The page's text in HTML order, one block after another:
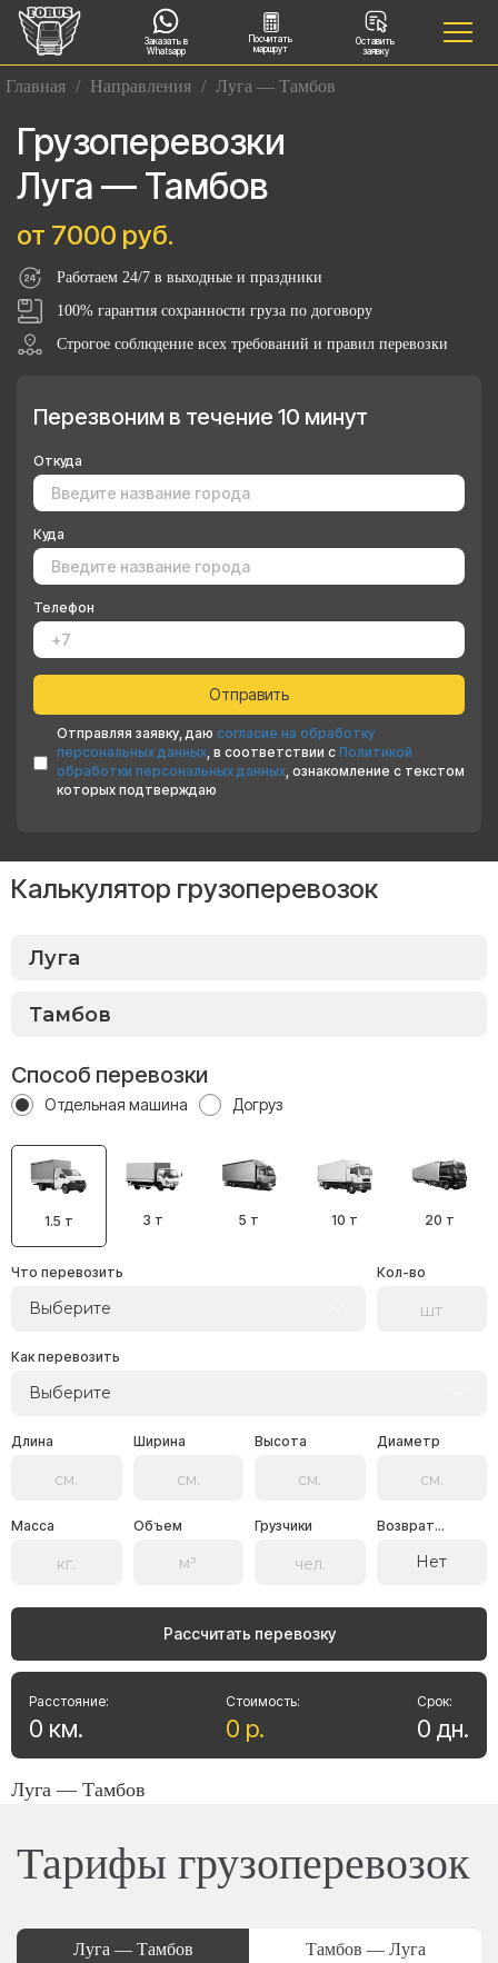
Заказать в
Whatsapp
Посчитать
маршрут
Оставить
заявку
Главная / Направления / Луга — Тамбов
Грузоперевозки
Луга — Тамбов
от 7000 руб.
Работаем 24/7 в выходные и праздники
100% гарантия сохранности груза по договору
Строгое соблюдение всех требований и правил перевозки
Перезвоним в течение 10 минут
Откуда
Куда
Телефон
Отправляя заявку, даю согласие на обработку
персональных данных, в соответствии с Политикой
обработки персональных данных, ознакомление с текстом
которых подтверждаю
Калькулятор грузоперевозок
Способ перевозки
Отдельная машина Догруз
1.5 т 3 т 5 т 10 т 20 т
Что перевозить
Выберите
Кол-во
Как перевозить
Выберите
Длина Ширина Высота Диаметр
Масса Объем Грузчики Возврат...
Нет
Рассчитать перевозку
Стоимость:
0 р.
Расстояние:
0 км.
Срок:
0 дн.
Луга — Тамбов
Тарифы грузоперевозок
Луга — Тамбов Тамбов — Луга